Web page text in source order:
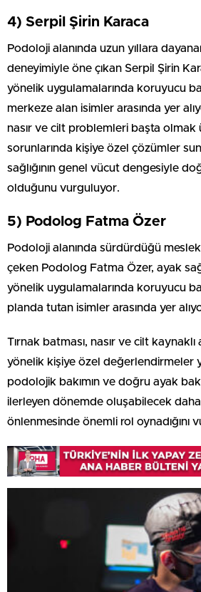
4) Serpil Şirin Karaca
Podoloji alanında uzun yıllara
deneyimiyle öne çıkan Serpil Şirin
yönelik uygulamalarında koruyucu
merkeze alan isimler arasında yer
nasır ve cilt problemleri başta olmak
sorunlarında kişiye özel çözümler
sağlığının genel vücut dengesiyle
olduğunu vurguluyor.
5) Podolog Fatma Özer
Podoloji alanında sürdürdüğü
çeken Podolog Fatma Özer, ayak
yönelik uygulamalarında koruyucu
planda tutan isimler arasında yer
Tırnak batması, nasır ve cilt
yönelik kişiye özel değerlendirmeler
podolojik bakımın ve doğru ayak
ilerleyen dönemde oluşabilecek
önlenmesinde önemli rol oynadığını